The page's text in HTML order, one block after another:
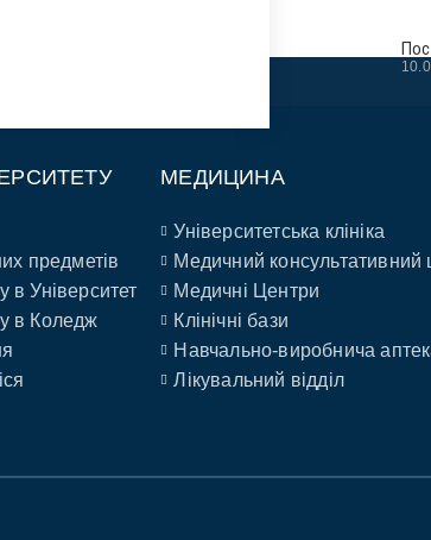
предметів
Університет
в Коледж
МЕДИЦИНА
Університетська клініка
Медичний консультативний
Медичні Центри
Клінічні бази
Навчально-виробнича
Лікувальний відділ